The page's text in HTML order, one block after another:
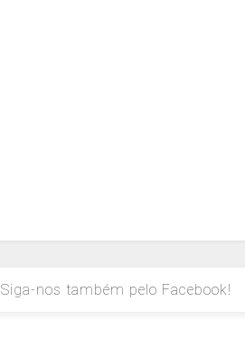
Siga-nos também pelo Facebook!